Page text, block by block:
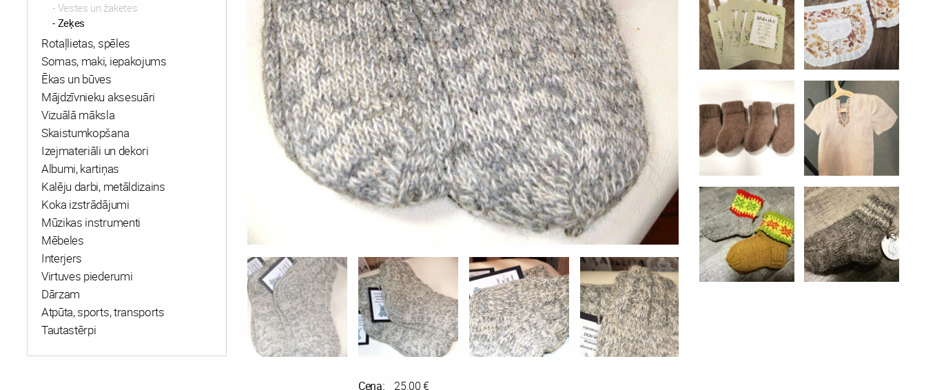
Vestes un žaketes
Zeķes
Rotaļlietas, spēles
Somas, maki, iepakojums
Ēkas un būves
Mājdzīvnieku aksesuāri
Vizuālā māksla
Skaistumkopšana
Izejmateriāli un dekori
Albumi, kartiņas
Kalēju darbi, metāldizains
Koka izstrādājumi
Mūzikas instrumenti
Mēbeles
Interjers
Virtuves piederumi
Dārzam
Atpūta, sports, transports
Tautastērpi
Cena: 25.00 €